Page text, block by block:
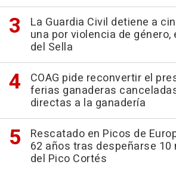
La Guardia Civil detiene a
una por violencia de
del Sella
COAG pide reconvertir el
ferias ganaderas
directas a la ganadería
Rescatado en Picos de
62 años tras despeñarse
del Pico Cortés